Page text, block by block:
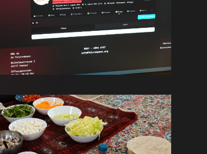
GROSS